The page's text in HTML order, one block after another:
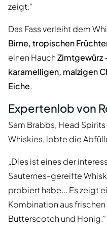
zeigt.“
Das Fass verleiht dem
Birne, tropischen
einen HauchZimtgewürz
karamelligen, malzigen
Eiche.
Expertenlob von
Sam Brabbs, Head
Whiskies, lobte die
„Dies ist eines der
Sauternes-gereifte
probiert habe... Es zeigt
Kombination aus
Butterscotch und Honig.“